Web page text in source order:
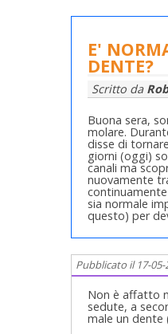
E'
DENTE?
Scritto da
Buona sera,
molare.
disse di
giorni (oggi)
canali ma
nuovamente
sia normale
questo) per
Pubblicato il 17-05-
Non è affatto
sedute, a
male un dente